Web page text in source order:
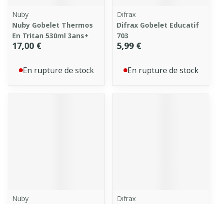
Nuby
Nuby Gobelet Thermos
En Tritan 530ml 3ans+
17,00 €
En rupture de stock
Difrax
Difrax Gobelet Educatif
703
5,99 €
En rupture de stock
Nuby
Difrax